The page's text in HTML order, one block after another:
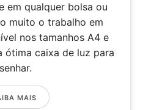
em qualquer bolsa ou
muito o trabalho em
nos tamanhos A4 e
ótima caixa de luz para
MAIS